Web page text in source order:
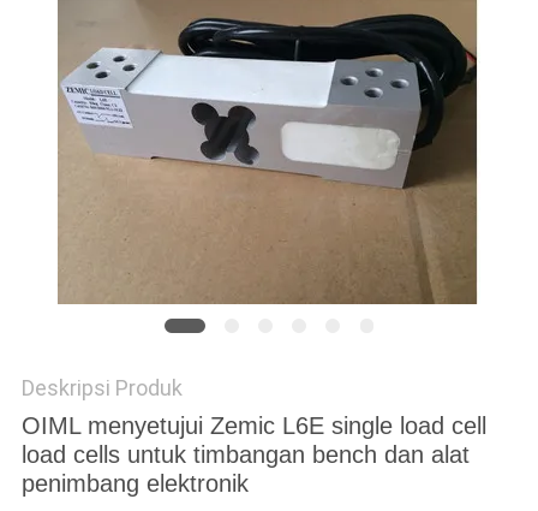
MINTA
KUTIPAN
SITEMAP
PRIVACY
Deskripsi Produk
OIML menyetujui Zemic L6E single load cell
load cells untuk timbangan bench dan alat
penimbang elektronik